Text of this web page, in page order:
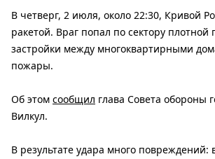
В четверг, 2 июля, около 22:30, Кривой
ракетой. Враг попал по сектору плотной
застройки между многоквартирными
пожары.
Об этом сообщил глава Совета обороны
Вилкул.
В результате удара много повреждений: